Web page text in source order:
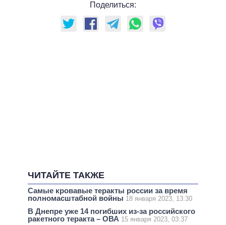
Поделиться:
ЧИТАЙТЕ ТАКЖЕ
Самые кровавые теракты россии за время
полномасштабной войны 18 января 2023, 13:30
В Днепре уже 14 погибших из-за российского
ракетного теракта – ОВА 15 января 2023, 03:37